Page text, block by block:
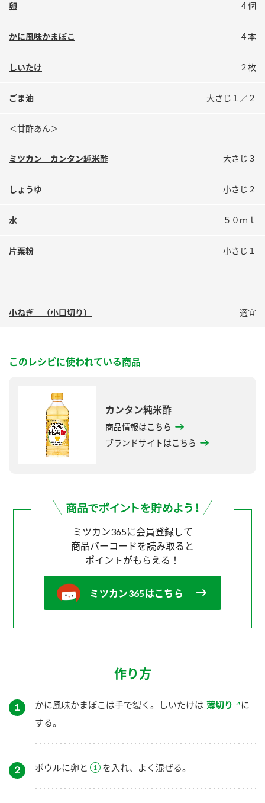
ミツカンのCMキッザニア東京「ぽん酢工房」
業務用サイト ミツカングループについて 製造所固有記号一覧
卵 ４個
かに風味かまぼこ ４本
しいたけ ２枚
ごま油 大さじ１／２
＜甘酢あん＞
ミツカン カンタン純米酢 大さじ３
しょうゆ 小さじ２
水 ５０ｍｌ
片栗粉 小さじ１
小ねぎ （小口切り） 適宜
このレシピに使われている商品
カンタン純米酢
商品情報はこちら
ブランドサイトはこちら
ミツカン365に会員登録して
商品バーコードを読み取ると
ポイントがもらえる！
ミツカン365はこちら
作り方
１ かに風味かまぼこは手で裂く。しいたけは 薄切り
に
する。
２ ボウルに卵と を入れ、よく混ぜる。